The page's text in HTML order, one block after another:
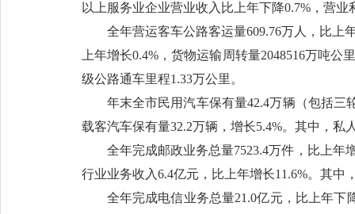
以上服务业企业营业收入比上年下降0.7%，营业
全年营运客车公路客运量609.76万人，比上
上年增长0.4%，货物运输周转量2048516万吨
级公路通车里程1.33万公里。
年末全市民用汽车保有量42.4万辆（包括三
载客汽车保有量32.2万辆，增长5.4%。其中，私
全年完成邮政业务总量7523.4万件，比上年
行业业务收入6.4亿元，比上年增长11.6%。其中
全年完成电信业务总量21.0亿元，比上年下